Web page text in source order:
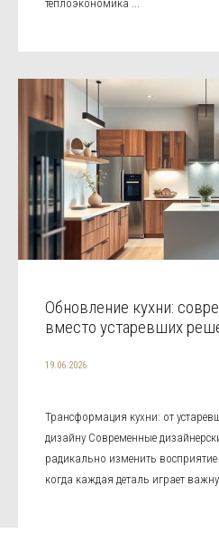
теплоэкономика ...
Обновление кухни:
вместо устаревших
19.06.2026
Трансформация кухни: от
дизайну Современные
радикально изменить
когда каждая деталь играет